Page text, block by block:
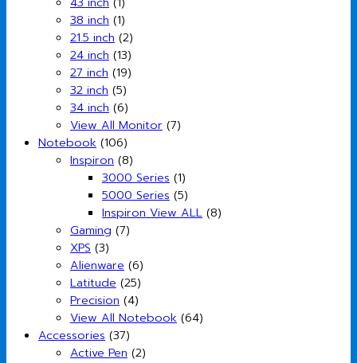
38 inch (1)
21.5 inch (2)
24 inch (13)
27 inch (19)
32 inch (5)
34 inch (6)
View All Monitor (7)
Notebook (106)
Inspiron (8)
3000 Series (1)
5000 Series (5)
Inspiron View ALL (8)
Gaming (7)
XPS (3)
Alienware (6)
Latitude (25)
Precision (4)
View All Notebook (64)
Accessories (37)
Active Pen (2)